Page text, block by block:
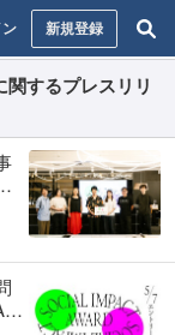
新規登録
関するプレスリリ